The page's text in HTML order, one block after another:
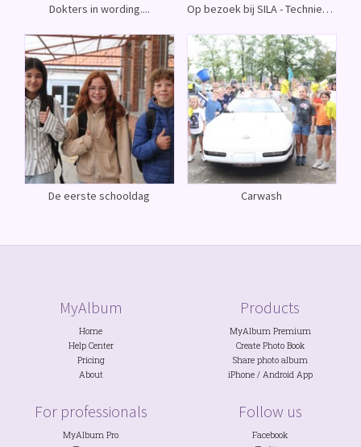
Dokters in wording.... Op bezoek bij SILA - Technieknamiddag
De eerste schooldag Carwash
MyAlbum
Home
Help Center
Pricing
About
Products
MyAlbum Premium
Create Photo Book
Share photo album
iPhone/ AndroidApp
For professionals
MyAlbum Pro
Follow us
Facebook